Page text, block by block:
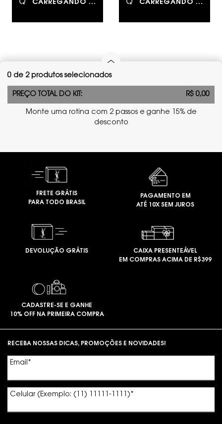
CARREGANDO ... CARREGANDO ...
0 de 2 produtos selecionados
PREÇO TOTAL DO KIT: R$ 0,00
Monte uma rotina com 2 passos e ganhe 15% de
desconto
FRETE GRÁTIS
PARA TODO BRASIL
PAGAMENTO EM
ATÉ 10X SEM JUROS
DEVOLUÇÃO GRÁTIS
CAIXA PRESENTEÁVEL
EM COMPRAS ACIMA DE R$399
CADASTRE-SE E GANHE
10% OFF NA PRIMEIRA COMPRA
RECEBA NOSSAS DICAS, PROMOÇÕES E NOVIDADES!
Email *
Celular (Exemplo: (11) 11111-1111) *